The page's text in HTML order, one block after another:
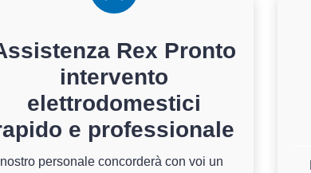
Rex Pronto
intervento
elettrodomestici
e professionale
nostro personale concorderà con voi un